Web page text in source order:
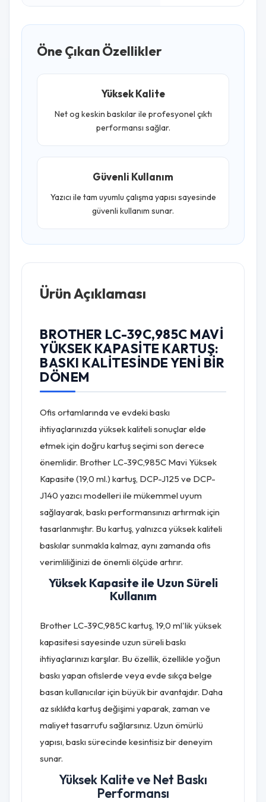
Öne Çıkan Özellikler
Yüksek Kalite
Net og keskin baskılar ile profesyonel çıktı
performansı sağlar.
Güvenli Kullanım
Yazıcı ile tam uyumlu çalışma yapısı sayesinde
güvenli kullanım sunar.
Ürün Açıklaması
BROTHER LC-39C,985C MAVI
YÜKSEK KAPASITE KARTUŞ:
BASKI KALITESINDE YENI BIR
DÖNEM
Ofis ortamlarında ve evdeki baskı
ihtiyaçlarınızda yüksek kaliteli sonuçlar elde
etmek için doğru kartuş seçimi son derece
önemlidir. Brother LC-39C,985C Mavi Yüksek
Kapasite (19,0 ml.) kartuş, DCP-J125 ve DCP-
J140 yazıcı modelleri ile mükemmel uyum
sağlayarak, baskı performansınızı artırmak için
tasarlanmıştır. Bu kartuş, yalnızca yüksek kaliteli
baskılar sunmakla kalmaz, aynı zamanda ofis
verimliliğinizi de önemli ölçüde artırır.
Yüksek Kapasite ile Uzun Süreli
Kullanım
Brother LC-39C,985C kartuş, 19,0 ml'lik yüksek
kapasitesi sayesinde uzun süreli baskı
ihtiyaçlarınızı karşılar. Bu özellik, özellikle yoğun
baskı yapan ofislerde veya evde sıkça belge
basan kullanıcılar için büyük bir avantajdır. Daha
az sıklıkta kartuş değişimi yaparak, zaman ve
maliyet tasarrufu sağlarsınız. Uzun ömürlü
yapısı, baskı sürecinde kesintisiz bir deneyim
sunar.
Yüksek Kalite ve Net Baskı
Performansı